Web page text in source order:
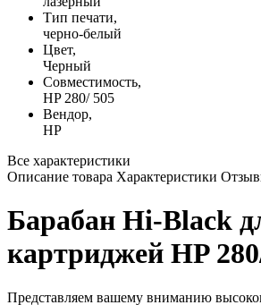
Тип печати,
черно-белый
Цвет,
Черный
Совместимость,
HP 280/ 505
Вендор,
HP
Все характеристики
Описание товара Характеристики
Барабан Hi-Black
картриджей HP
Представляем вашему вниманию